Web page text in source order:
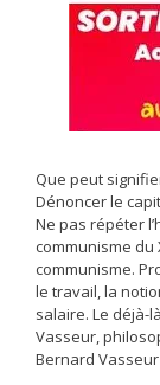
Que peut
Dénoncer le
Ne pas répéter
communisme du
communisme.
le travail, la
salaire. Le déjà-
Vasseur,
Bernard